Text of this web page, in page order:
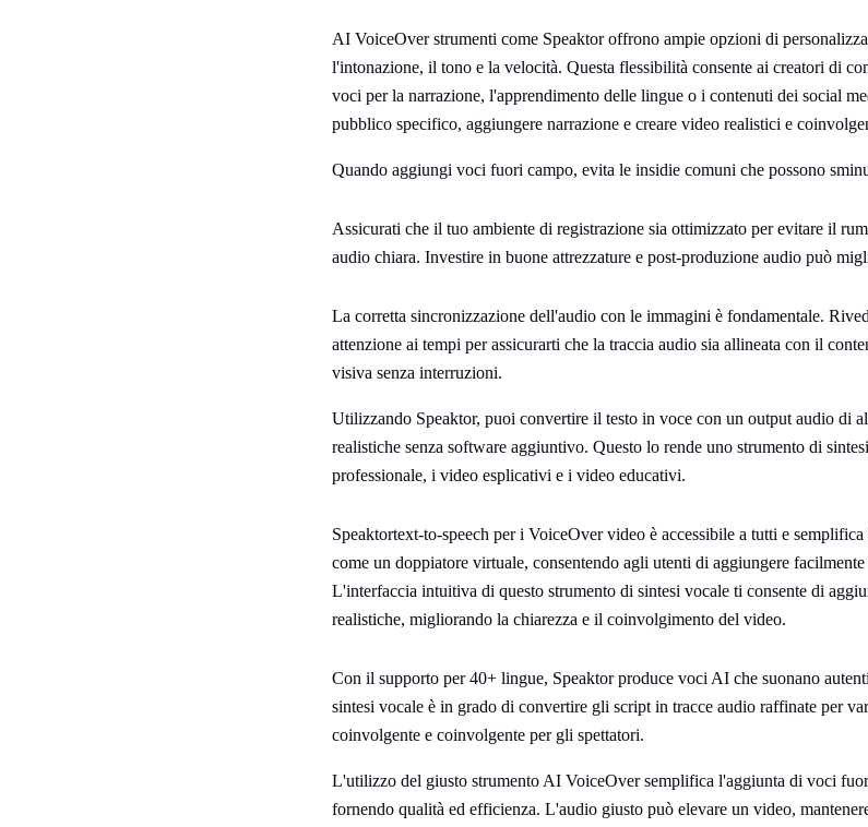
AI VoiceOver strumenti come Speaktor offrono ampie opzioni di
l'intonazione, il tono e la velocità. Questa flessibilità consente ai creatori di
voci per la narrazione, l'apprendimento delle lingue o i contenuti dei social
pubblico specifico, aggiungere narrazione e creare video realistici e
Quando aggiungi voci fuori campo, evita le insidie comuni che possono
Assicurati che il tuo ambiente di registrazione sia ottimizzato per evitare il
audio chiara. Investire in buone attrezzature e post-produzione audio può
La corretta sincronizzazione dell'audio con le immagini è fondamentale.
attenzione ai tempi per assicurarti che la traccia audio sia allineata con il
visiva senza interruzioni.
Utilizzando Speaktor, puoi convertire il testo in voce con un output audio di
realistiche senza software aggiuntivo. Questo lo rende uno strumento di
professionale, i video esplicativi e i video educativi.
Speaktortext-to-speech per i VoiceOver video è accessibile a tutti e
come un doppiatore virtuale, consentendo agli utenti di aggiungere
L'interfaccia intuitiva di questo strumento di sintesi vocale ti consente di
realistiche, migliorando la chiarezza e il coinvolgimento del video.
Con il supporto per 40+ lingue, Speaktor produce voci AI che suonano
sintesi vocale è in grado di convertire gli script in tracce audio raffinate per
coinvolgente e coinvolgente per gli spettatori.
L'utilizzo del giusto strumento AI VoiceOver semplifica l'aggiunta di voci
fornendo qualità ed efficienza. L'audio giusto può elevare un video,